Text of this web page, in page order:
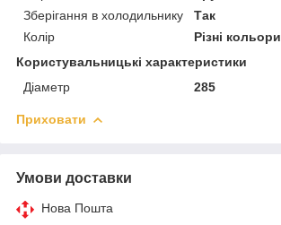
Зберігання в холодильнику
Так
Колір
Різні кольори
Користувальницькі характеристики
Діаметр
285
Приховати
Умови доставки
Нова Пошта